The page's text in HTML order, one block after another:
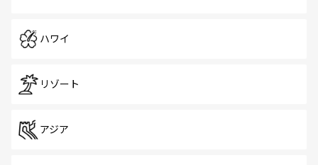
ハワイ
リゾート
アジア